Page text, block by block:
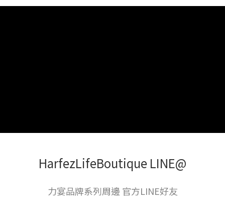
HarfezLifeBoutique LINE@
力宴品牌系列周邊 官方LINE好友